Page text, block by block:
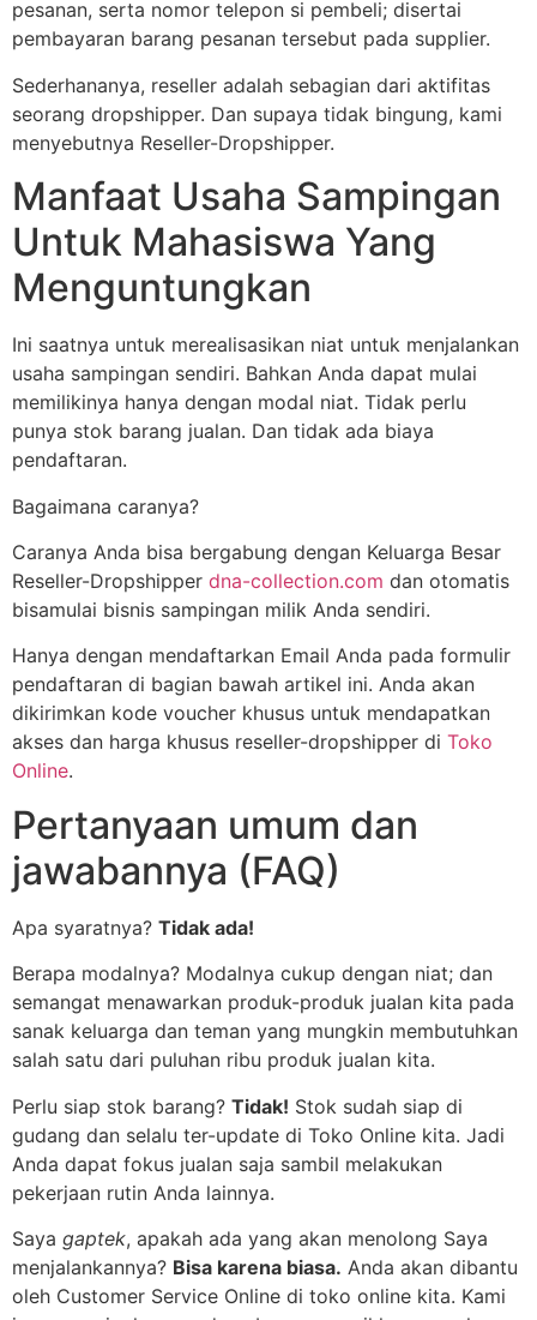
pesanan, serta nomor telepon si pembeli; disertai
pembayaran barang pesanan tersebut pada supplier.
Sederhananya, reseller adalah sebagian dari aktifitas
seorang dropshipper. Dan supaya tidak bingung, kami
menyebutnya Reseller-Dropshipper.
Manfaat Usaha Sampingan
Untuk Mahasiswa Yang
Menguntungkan
Ini saatnya untuk merealisasikan niat untuk menjalankan
usaha sampingan sendiri. Bahkan Anda dapat mulai
memilikinya hanya dengan modal niat. Tidak perlu
punya stok barang jualan. Dan tidak ada biaya
pendaftaran.
Bagaimana caranya?
Caranya Anda bisa bergabung dengan Keluarga Besar
Reseller-Dropshipper dna-collection.com dan otomatis
bisamulai bisnis sampingan milik Anda sendiri.
Hanya dengan mendaftarkan Email Anda pada formulir
pendaftaran di bagian bawah artikel ini. Anda akan
dikirimkan kode voucher khusus untuk mendapatkan
akses dan harga khusus reseller-dropshipper di Toko
Online.
Pertanyaan umum dan
jawabannya (FAQ)
Apa syaratnya? Tidak ada!
Berapa modalnya? Modalnya cukup dengan niat; dan
semangat menawarkan produk-produk jualan kita pada
sanak keluarga dan teman yang mungkin membutuhkan
salah satu dari puluhan ribu produk jualan kita.
Perlu siap stok barang? Tidak! Stok sudah siap di
gudang dan selalu ter-update di Toko Online kita. Jadi
Anda dapat fokus jualan saja sambil melakukan
pekerjaan rutin Anda lainnya.
Saya gaptek, apakah ada yang akan menolong Saya
menjalankannya? Bisa karena biasa. Anda akan dibantu
oleh Customer Service Online di toko online kita. Kami